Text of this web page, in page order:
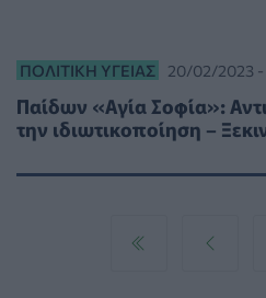
ΠΟΛΙΤΙΚΉ ΥΓΕΊΑΣ 20/02/2023 -
Παίδων «Αγία Σοφία»:
την ιδιωτικοποίηση –